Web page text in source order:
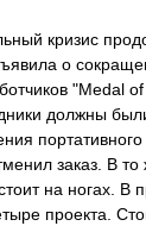
кризис
о
"Medal
должны
заказ. В
на ногах. В
проекта.